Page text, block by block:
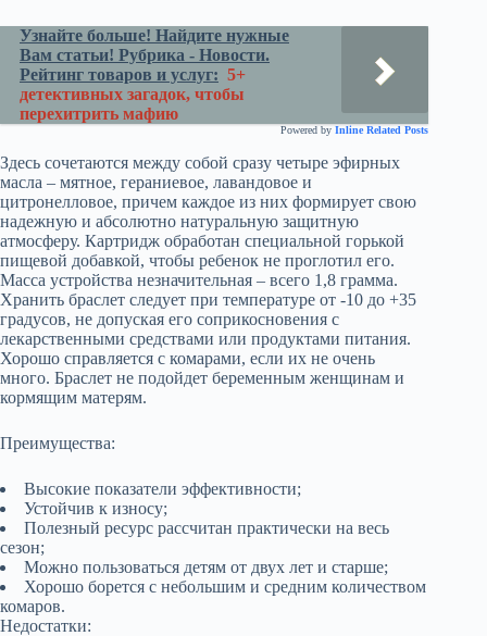
Узнайте больше! Найдите нужные
Вам статьи! Рубрика - Новости.
Рейтинг товаров и услуг: 5+
детективных загадок, чтобы
перехитрить мафию
Powered by Inline Related Posts
Здесь сочетаются между собой сразу четыре эфирных
масла – мятное, гераниевое, лавандовое и
цитронелловое, причем каждое из них формирует свою
надежную и абсолютно натуральную защитную
атмосферу. Картридж обработан специальной горькой
пищевой добавкой, чтобы ребенок не проглотил его.
Масса устройства незначительная – всего 1,8 грамма.
Хранить браслет следует при температуре от -10 до +35
градусов, не допуская его соприкосновения с
лекарственными средствами или продуктами питания.
Хорошо справляется с комарами, если их не очень
много. Браслет не подойдет беременным женщинам и
кормящим матерям.
Преимущества:
Высокие показатели эффективности;
Устойчив к износу;
Полезный ресурс рассчитан практически на весь
сезон;
Можно пользоваться детям от двух лет и старше;
Хорошо борется с небольшим и средним количеством
комаров.
Недостатки: